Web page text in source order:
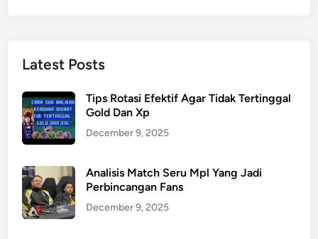
Latest Posts
Tips Rotasi Efektif Agar Tidak Tertinggal
Gold Dan Xp
December 9, 2025
Analisis Match Seru Mpl Yang Jadi
Perbincangan Fans
December 9, 2025